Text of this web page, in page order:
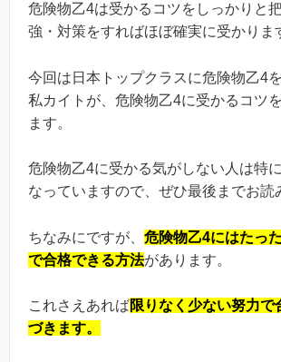
危険物乙4は受かるコツをしっかりと
強・対策をすればほぼ確実に受かりま
今回は日本トップクラスに危険物乙4
私カイトが、危険物乙4に受かるコツ
ます。
危険物乙4に受かる気がしない人は特
なっていますので、ぜひ最後までお読
ちなみにですが、 危険物乙4にはたっ
で合格できる方法があります。
これさえあれば限りなく少ない努力で
づきます。